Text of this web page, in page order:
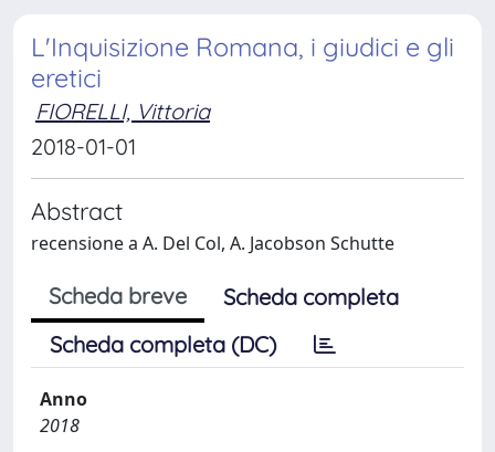
L'Inquisizione Romana, i giudici e gli
eretici
FIORELLI, Vittoria
2018-01-01
Abstract
recensione a A. Del Col, A. Jacobson Schutte
Scheda breve
Scheda completa
Scheda completa (DC)
Anno
2018